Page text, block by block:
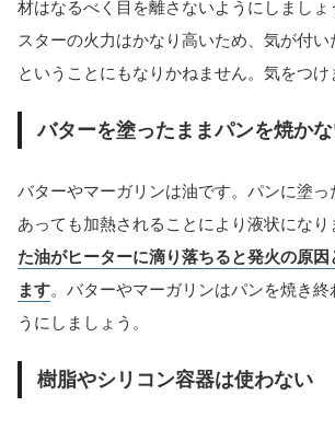
材はなるべく目を離さないようにしましょ
スターの火力はかなり高いため、気が付
ということにもなりかねません。気をつけ
バターを塗ったままパンを焼か
バターやマーガリンは油です。パンに塗
あっても加熱されることにより液状になり
た油がヒーターに滴り落ちると発火の原因
ます。バターやマーガリンはパンを焼き終
うにしましょう。
樹脂やシリコン容器は使わない